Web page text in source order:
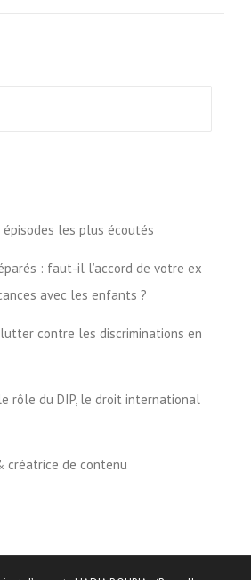
épisodes les plus écoutés
: faut-il l’accord de votre ex
avec les enfants ?
contre les discriminations en
rôle du DIP, le droit international
créatrice de contenu